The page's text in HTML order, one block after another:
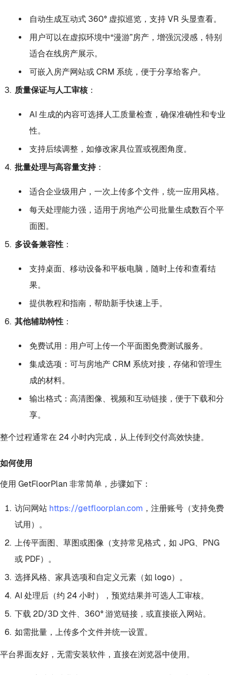
自动生成互动式 360° 虚拟巡览，支持 VR 头显查看。
用户可以在虚拟环境中“漫游”房产，增强沉浸感，特别
适合在线房产展示。
可嵌入房产网站或 CRM 系统，便于分享给客户。
质量保证与人工审核：
AI 生成的内容可选择人工质量检查，确保准确性和专业
性。
支持后续调整，如修改家具位置或视图角度。
批量处理与高容量支持：
适合企业级用户，一次上传多个文件，统一应用风格。
每天处理能力强，适用于房地产公司批量生成数百个平
面图。
多设备兼容性：
支持桌面、移动设备和平板电脑，随时上传和查看结
果。
提供教程和指南，帮助新手快速上手。
其他辅助特性：
免费试用：用户可上传一个平面图免费测试服务。
集成选项：可与房地产 CRM 系统对接，存储和管理生
成的材料。
输出格式：高清图像、视频和互动链接，便于下载和分
享。
整个过程通常在 24 小时内完成，从上传到交付高效快捷。
如何使用
使用 GetFloorPlan 非常简单，步骤如下：
访问网站 https://getfloorplan.com ，注册账号（支持免费
试用）。
上传平面图、草图或图像（支持常见格式，如 JPG、PNG
或 PDF）。
选择风格、家具选项和自定义元素（如 logo）。
AI 处理后（约 24 小时），预览结果并可选人工审核。
下载 2D/3D 文件、360° 游览链接，或直接嵌入网站。
如需批量，上传多个文件并统一设置。
平台界面友好，无需安装软件，直接在浏览器中使用。